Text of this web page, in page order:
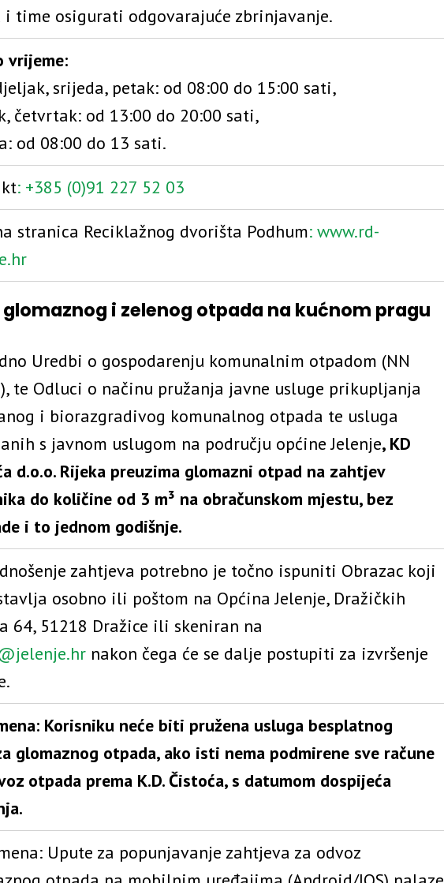
i time osigurati odgovarajuće zbrinjavanje.
vrijeme:
srijeda, petak: od 08:00 do 15:00 sati,
četvrtak: od 13:00 do 20:00 sati,
od 08:00 do 13 sati.
: +385 (0)91 227 52 03
stranica Reciklažnog dvorišta Podhum: www.rd-
glomaznog i zelenog otpada na kućnom pragu
Uredbi o gospodarenju komunalnim otpadom (NN
te Odluci o načinu pružanja javne usluge prikupljanja
i biorazgradivog komunalnog otpada te usluga
s javnom uslugom na području općine Jelenje, KD
d.o.o. Rijeka preuzima glomazni otpad na zahtjev
do količine od 3 m³ na obračunskom mjestu, bez
i to jednom godišnje.
zahtjeva potrebno je točno ispuniti Obrazac koji
osobno ili poštom na Općina Jelenje, Dražičkih
64, 51218 Dražice ili skeniran na
nakon čega će se dalje postupiti za izvršenje
Korisniku neće biti pružena usluga besplatnog
glomaznog otpada, ako isti nema podmirene sve račune
otpada prema K.D. Čistoća, s datumom dospijeća
Upute za popunjavanje zahtjeva za odvoz